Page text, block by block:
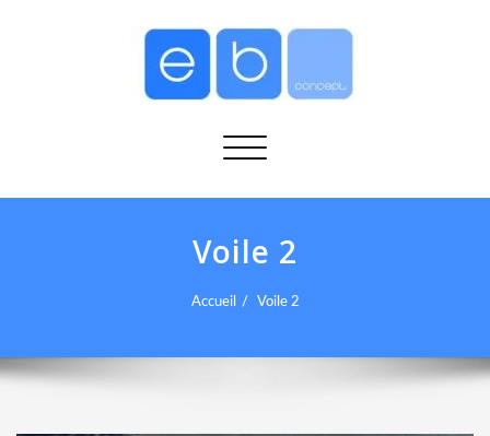
Afficher/masquer la navigation
Voile 2
Accueil Voile 2